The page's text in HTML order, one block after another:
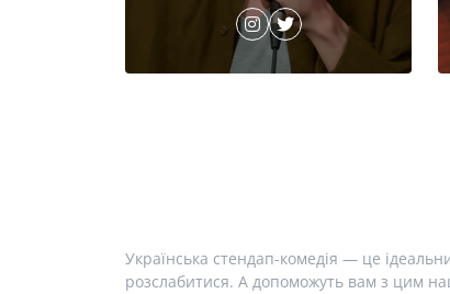
Українська стендап-комедія — це
розслабитися. А допоможуть вам з цим